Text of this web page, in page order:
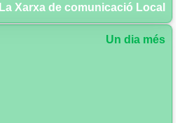
La Xarxa de comunicació Local
Un dia més